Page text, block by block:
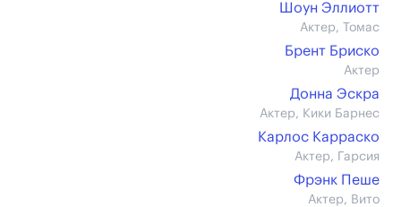
Шоун Эллиотт
Актер, Томас
Брент Бриско
Актер
Донна Эскра
Актер, Кики Барнес
Карлос Карраско
Актер, Гарсия
Фрэнк Пеше
Актер, Вито